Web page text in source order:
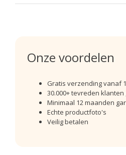
Onze voordelen
Gratis verzending vanaf
30.000+ tevreden
Minimaal 12 maanden
Echte productfoto's
Veilig betalen